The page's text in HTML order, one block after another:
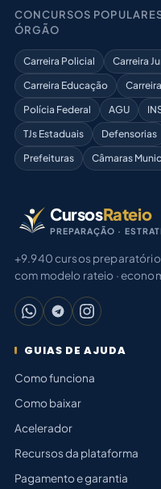
CONCURSOS
ÓRGÃO
Carreira Policial Carreira
Carreira Educação
Polícia Federal
AGU
TJs Estaduais
Defensorias
Prefeituras
Câmaras
CursosRateio
PREPARAÇÃO ·
+9.940 cursos
com modelo rateio ·
GUIAS DE AJUDA
Como funciona
Como baixar
Acelerador
Recursos da plataforma
Pagamento e garantia